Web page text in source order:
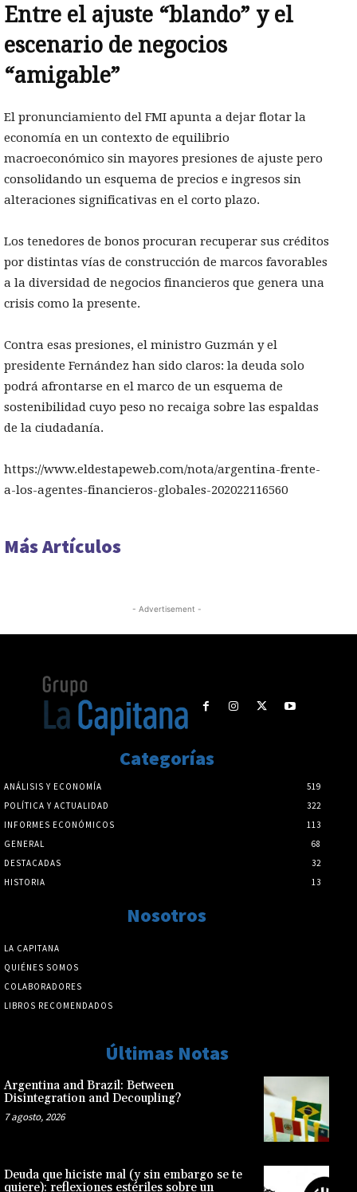
Entre el ajuste “blando” y el
escenario de negocios
“amigable”
El pronunciamiento del FMI apunta a dejar flotar la
economía en un contexto de equilibrio
macroeconómico sin mayores presiones de ajuste pero
consolidando un esquema de precios e ingresos sin
alteraciones significativas en el corto plazo.
Los tenedores de bonos procuran recuperar sus créditos
por distintas vías de construcción de marcos favorables
a la diversidad de negocios financieros que genera una
crisis como la presente.
Contra esas presiones, el ministro Guzmán y el
presidente Fernández han sido claros: la deuda solo
podrá afrontarse en el marco de un esquema de
sostenibilidad cuyo peso no recaiga sobre las espaldas
de la ciudadanía.
https://www.eldestapeweb.com/nota/argentina-frente-
a-los-agentes-financieros-globales-202022116560
Más Artículos
- Advertisement -
Categorías
ANÁLISIS Y ECONOMÍA
519
POLÍTICA Y ACTUALIDAD
322
INFORMES ECONÓMICOS
113
GENERAL
68
DESTACADAS
32
HISTORIA
13
Nosotros
LA CAPITANA
QUIÉNES SOMOS
COLABORADORES
LIBROS RECOMENDADOS
Últimas Notas
Argentina and Brazil: Between
Disintegration and Decoupling?
7 agosto, 2026
Deuda que hiciste mal (y sin embargo se te
quiere): reflexiones estériles sobre un